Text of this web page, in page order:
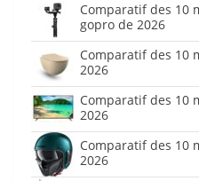
Comparatif des 10
gopro de 2026
Comparatif des 10
2026
Comparatif des 10
2026
Comparatif des 10
2026